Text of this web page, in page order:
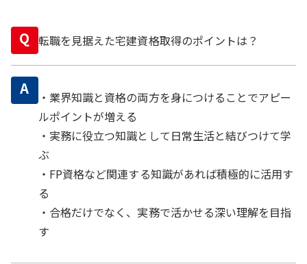
Q 転職を見据えた宅建資格取得のポイントは？
A
・業界知識と資格の両方を身につけることでアピー
ルポイントが増える
・実務に役立つ知識として日常生活と結びつけて学
ぶ
・FP資格など関連する知識があれば積極的に活用す
る
・合格だけでなく、実務で活かせる深い理解を目指
す